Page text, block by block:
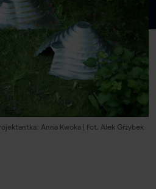
Anna Kwoka | Fot. Alek Grzybek